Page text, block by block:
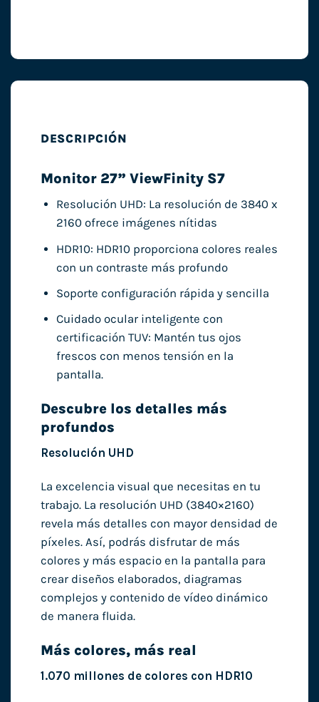
DESCRIPCIÓN
Monitor 27” ViewFinity S7
Resolución UHD: La resolución de 3840 x
2160 ofrece imágenes nítidas
HDR10: HDR10 proporciona colores reales
con un contraste más profundo
Soporte configuración rápida y sencilla
Cuidado ocular inteligente con
certificación TUV: Mantén tus ojos
frescos con menos tensión en la
pantalla.
Descubre los detalles más
profundos
Resolución UHD
La excelencia visual que necesitas en tu
trabajo. La resolución UHD (3840×2160)
revela más detalles con mayor densidad de
píxeles. Así, podrás disfrutar de más
colores y más espacio en la pantalla para
crear diseños elaborados, diagramas
complejos y contenido de vídeo dinámico
de manera fluida.
Más colores, más real
1.070 millones de colores con HDR10